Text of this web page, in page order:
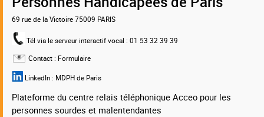
69 rue de la Victoire 75009 PARIS
Tél via le serveur interactif vocal : 01 53 32 39 39
Contact : Formulaire
LinkedIn : MDPH de Paris
Plateforme du centre relais téléphonique Acceo pour les
personnes sourdes et malentendantes